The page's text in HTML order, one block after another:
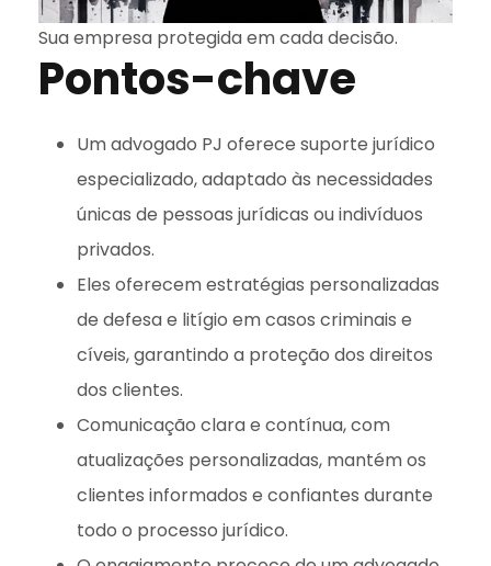
Sua empresa protegida em cada decisão.
Pontos-chave
Um advogado PJ oferece suporte jurídico
especializado, adaptado às necessidades
únicas de pessoas jurídicas ou indivíduos
privados.
Eles oferecem estratégias personalizadas
de defesa e litígio em casos criminais e
cíveis, garantindo a proteção dos direitos
dos clientes.
Comunicação clara e contínua, com
atualizações personalizadas, mantém os
clientes informados e confiantes durante
todo o processo jurídico.